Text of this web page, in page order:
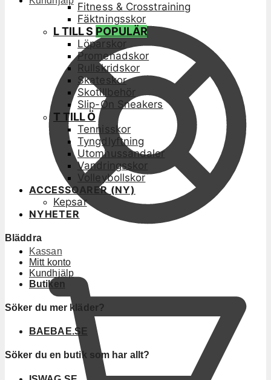
Kassan
Fitness & Crosstraining
Fäktningsskor
L TILL S POPULÄR
Löparskor
Promenadskor
Rullskridskor
Skateskor
Skotillbehör
Slip-On Sneakers
T TILL Ö
Tennisskor
Tyngdlyftning
Utomhussandaler
Vandringsskor
Volleybollskor
ACCESSOARER (NY)
Kepsar
NYHETER
Bläddra
Mitt konto
Kundhjälp
Butiken
Söker du mer kläder?
BAEBAE.SE
Söker du en butik som har allt?